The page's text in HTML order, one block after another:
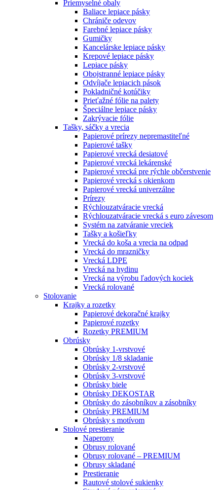
Priemyselné obaly
Baliace lepiace pásky
Chrániče odevov
Farebné lepiace pásky
Gumičky
Kancelárske lepiace pásky
Krepové lepiace pásky
Lepiace pásky
Obojstranné lepiace pásky
Odvíjače lepiacich pások
Pokladničné kotúčiky
Prieťažné fólie na palety
Špeciálne lepiace pásky
Zakrývacie fólie
Tašky, sáčky a vrecia
Papierové prírezy nepremastiteľné
Papierové tašky
Papierové vrecká desiatové
Papierové vrecká lekárenské
Papierové vrecká pre rýchle občerstvenie
Papierové vrecká s okienkom
Papierové vrecká univerzálne
Prírezy
Rýchlouzatváracie vrecká
Rýchlouzatváracie vrecká s euro závesom
Systém na zatváranie vreciek
Tašky a košieľky
Vrecká do koša a vrecia na odpad
Vrecká do mrazničky
Vrecká LDPE
Vrecká na hydinu
Vrecká na výrobu ľadových kociek
Vrecká rolované
Stolovanie
Krajky a rozetky
Papierové dekoračné krajky
Papierové rozetky
Rozetky PREMIUM
Obrúsky
Obrúsky 1-vrstvové
Obrúsky 1/8 skladanie
Obrúsky 2-vrstvové
Obrúsky 3-vrstvové
Obrúsky biele
Obrúsky DEKOSTAR
Obrúsky do zásobníkov a zásobníky
Obrúsky PREMIUM
Obrúsky s motívom
Stolové prestieranie
Naperony
Obrusy rolované
Obrusy rolované – PREMIUM
Obrusy skladané
Prestieranie
Rautové stolové sukienky